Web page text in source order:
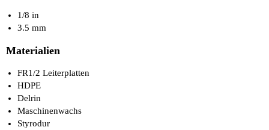
1/8 in
3.5 mm
Materialien
FR1/2 Leiterplatten
HDPE
Delrin
Maschinenwachs
Styrodur